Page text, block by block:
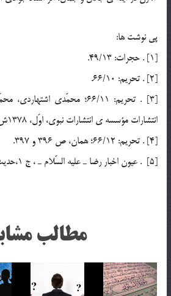
پي نوشت ها:
[1] . حجرات: 49/13.
[2] . تحريم: 66/10.
انتشارات مؤسسه ي انتشارات نبوي، اوّل، 1378ش، صص259و260.
[4] . تحريم: 66/12؛ همان، ص 396 و 397.
[5] . عيون اخبار رضا ـ عليه السّلام ـ ، ج 1،حديث 109، ص 41 و 42.
مطالب